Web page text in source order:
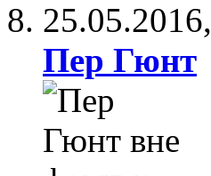
25.05.2016,
Пер Гюнт